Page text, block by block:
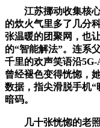
江苏挪动收集核心
的炊火气里多了几分
张温暖的团聚网，也
的“智能解法”。连系
千里的欢声笑语沿
曾经褪色变得恍惚，
数据，指尖滑脱手机
暗码。
几十张恍惚的老照